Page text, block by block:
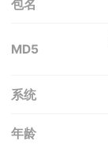
包名
MD5
系统
年龄